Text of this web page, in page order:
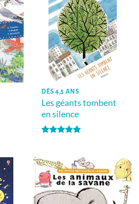
DÈS 4,5 ANS
Les géants tombent
en silence